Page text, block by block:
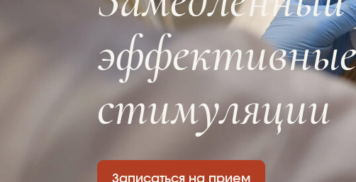
эффективные
стимуляции
Записаться на прием